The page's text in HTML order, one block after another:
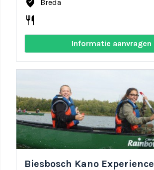
Breda
restaurant
Informatie aanvragen
Biesbosch Kano Experience